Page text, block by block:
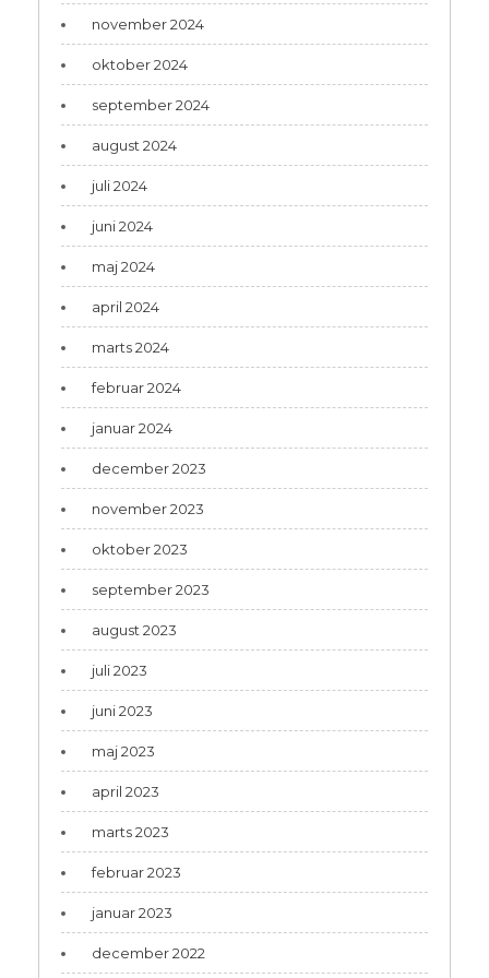
november 2024
oktober 2024
september 2024
august 2024
juli 2024
juni 2024
maj 2024
april 2024
marts 2024
februar 2024
januar 2024
december 2023
november 2023
oktober 2023
september 2023
august 2023
juli 2023
juni 2023
maj 2023
april 2023
marts 2023
februar 2023
januar 2023
december 2022